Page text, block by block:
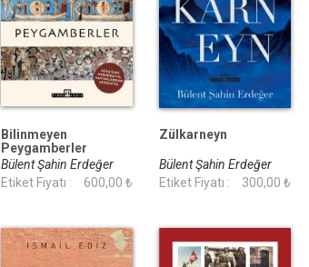
Bilinmeyen
Peygamberler
Bülent Şahin Erdeğer
Etiket Fiyatı :
600,00 ₺
Zülkarneyn
Bülent Şahin Erdeğer
Etiket Fiyatı :
300,00 ₺